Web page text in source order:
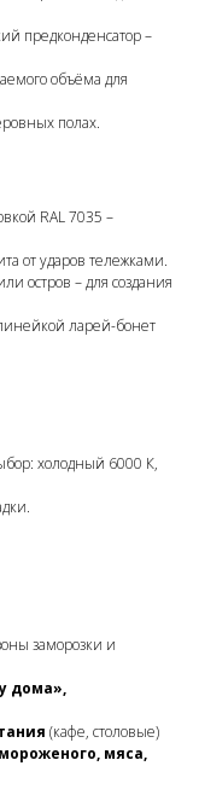
предконденсатор –
объёма для
полах.
RAL 7035 –
от ударов тележками.
остров – для создания
ларей-бонет
холодный 6000 К,
заморозки и
дома»,
(кафе, столовые)
мяса,